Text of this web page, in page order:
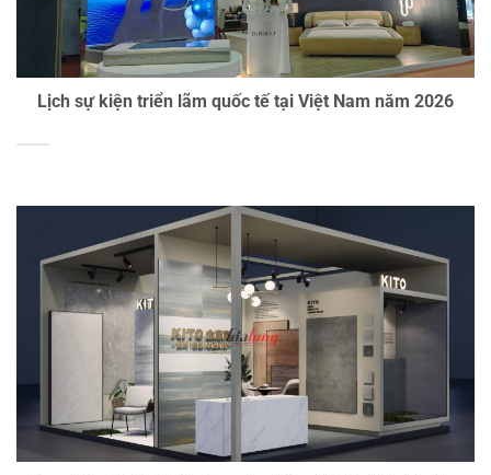
Lịch sự kiện triển lãm quốc tế tại Việt Nam năm 2026